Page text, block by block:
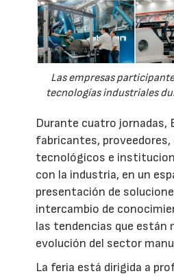
Las empresas
tecnologías industriales
Durante cuatro jornadas,
fabricantes, proveedores,
tecnológicos e
con la industria, en un
presentación de
intercambio de
las tendencias que están
evolución del sector
La feria está dirigida a